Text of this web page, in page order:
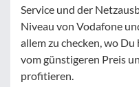
Service und der
Niveau von Vodafone
allem zu checken, wo
vom günstigeren Preis
profitieren.